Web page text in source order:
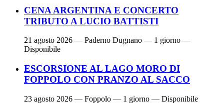
CENA ARGENTINA E CONCERTO
TRIBUTO A LUCIO BATTISTI
21 agosto 2026 — Paderno Dugnano — 1 giorno —
Disponibile
ESCORSIONE AL LAGO MORO DI
FOPPOLO CON PRANZO AL SACCO
23 agosto 2026 — Foppolo — 1 giorno — Disponibile